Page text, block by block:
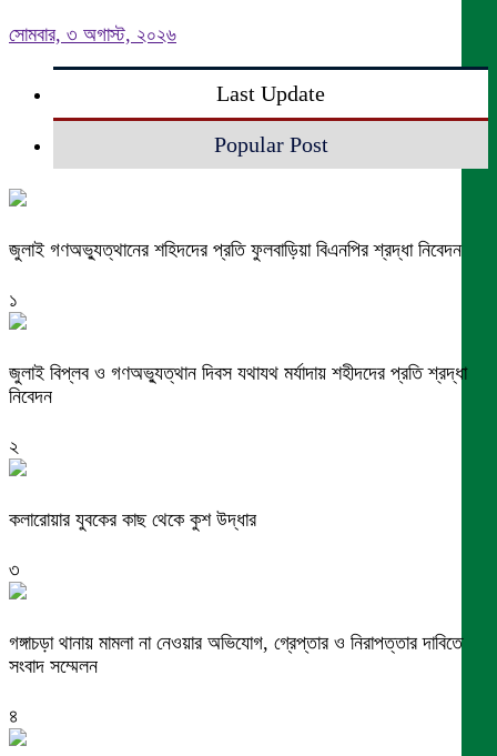
সোমবার, ৩ অগাস্ট, ২০২৬
Last Update
Popular Post
জুলাই গণঅভ্যুত্থানের শহিদদের প্রতি ফুলবাড়িয়া বিএনপির শ্রদ্ধা নিবেদন
১
জুলাই বিপ্লব ও গণঅভ্যুত্থান দিবস যথাযথ মর্যাদায় শহীদদের প্রতি শ্রদ্ধা
নিবেদন
২
কলারোয়ার যুবকের কাছ থেকে কুশ উদ্ধার
৩
গঙ্গাচড়া থানায় মামলা না নেওয়ার অভিযোগ, গ্রেপ্তার ও নিরাপত্তার দাবিতে
সংবাদ সম্মেলন
৪